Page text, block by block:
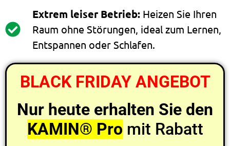
Extrem leiser Betrieb:Heizen Sie Ihren
Raum ohne Störungen, ideal zum Lernen,
Entspannen oder Schlafen.
BLACK FRIDAY ANGEBOT
Nur heute erhalten Sie den
KAMIN® Pro mit Rabatt